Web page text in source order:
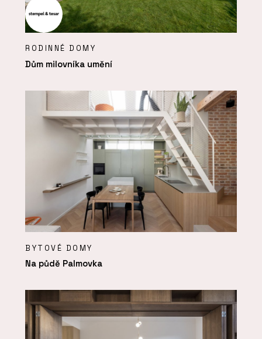
RODINNÉ DOMY
Dům milovníka umění
BYTOVÉ DOMY
Na půdě Palmovka